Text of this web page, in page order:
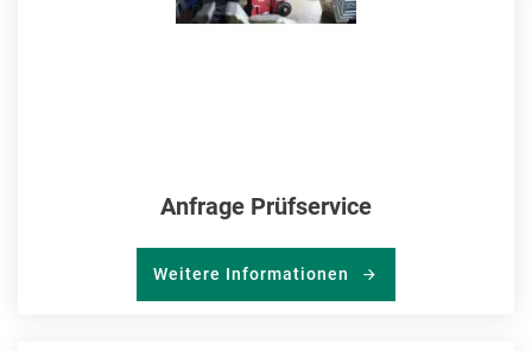
Anfrage Prüfservice
Weitere Informationen